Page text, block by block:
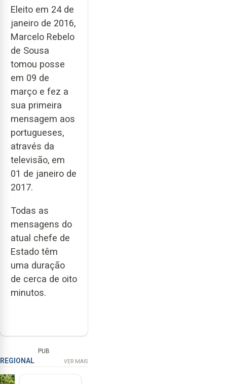
Eleito em 24 de
janeiro de 2016,
Marcelo Rebelo
de Sousa
tomou posse
em 09 de
março e fez a
sua primeira
mensagem aos
portugueses,
através da
televisão, em
01 de janeiro de
2017.
Todas as
mensagens do
atual chefe de
Estado têm
uma duração
de cerca de oito
minutos.
PUB
REGIONAL VER MAIS